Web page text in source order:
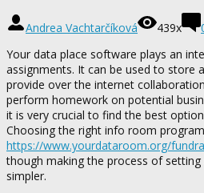
Andrea Vachtarčíková 439x
Your data place software plays an
assignments. It can be used to store
provide over the internet
perform homework on potential
it is very crucial to find the best
Choosing the right info room
https://www.yourdataroom.org/
though making the process of
simpler.